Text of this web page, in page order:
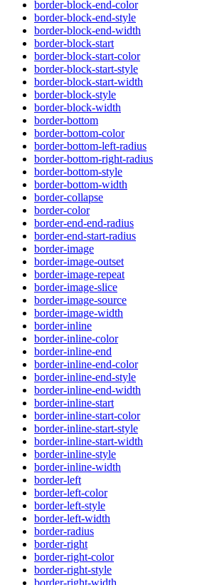
border-block-end-color
border-block-end-style
border-block-end-width
border-block-start
border-block-start-color
border-block-start-style
border-block-start-width
border-block-style
border-block-width
border-bottom
border-bottom-color
border-bottom-left-radius
border-bottom-right-radius
border-bottom-style
border-bottom-width
border-collapse
border-color
border-end-end-radius
border-end-start-radius
border-image
border-image-outset
border-image-repeat
border-image-slice
border-image-source
border-image-width
border-inline
border-inline-color
border-inline-end
border-inline-end-color
border-inline-end-style
border-inline-end-width
border-inline-start
border-inline-start-color
border-inline-start-style
border-inline-start-width
border-inline-style
border-inline-width
border-left
border-left-color
border-left-style
border-left-width
border-radius
border-right
border-right-color
border-right-style
border-right-width